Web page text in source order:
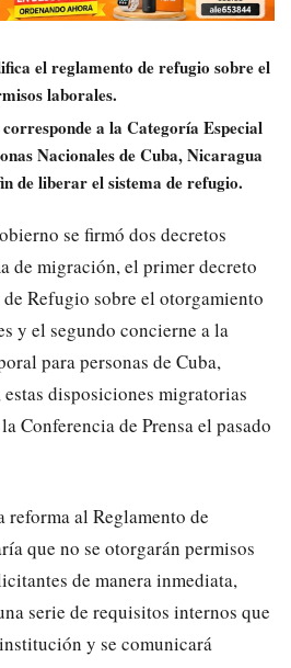
el reglamento de refugio sobre el
laborales.
a la Categoría Especial
Nacionales de Cuba, Nicaragua
de liberar el sistema de refugio.
se firmó dos decretos
de migración, el primer decreto
Refugio sobre el otorgamiento
y el segundo concierne a la
para personas de Cuba,
disposiciones migratorias
Conferencia de Prensa el pasado
reforma al Reglamento de
que no se otorgarán permisos
de manera inmediata,
serie de requisitos internos que
y se comunicará